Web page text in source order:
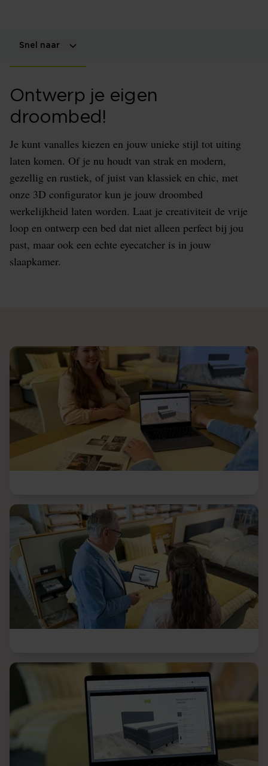
Snel naar
Ontwerp je eigen
droombed!
Je kunt vanalles kiezen en jouw unieke stijl tot uiting
laten komen. Of je nu houdt van strak en modern,
gezellig en rustiek, of juist van klassiek en chic, met
onze 3D configurator kun je jouw droombed
werkelijkheid laten worden. Laat je creativiteit de vrije
loop en ontwerp een bed dat niet alleen perfect bij jou
past, maar ook een echte eyecatcher is in jouw
slaapkamer.